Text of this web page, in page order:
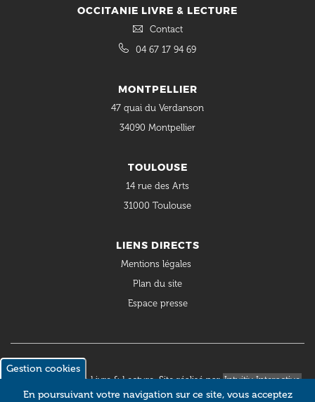
OCCITANIE LIVRE & LECTURE
Contact
04 67 17 94 69
MONTPELLIER
47 quai du Verdanson
34090 Montpellier
TOULOUSE
14 rue des Arts
31000 Toulouse
LIENS DIRECTS
Mentions légales
Plan du site
Espace presse
© 2018 Occitanie Livre & Lecture. Site réalisé parIntuitiv Interactive
Gestion cookies
En poursuivant votre navigation sur ce site, vous acceptez